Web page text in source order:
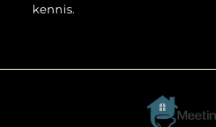
kennis.